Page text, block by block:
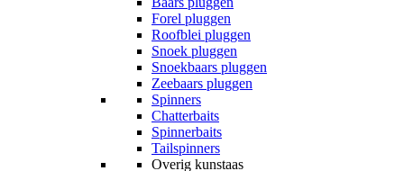
Forel pluggen
Roofblei pluggen
Snoek pluggen
Snoekbaars pluggen
Zeebaars pluggen
Spinners
Chatterbaits
Spinnerbaits
Tailspinners
Overig kunstaas